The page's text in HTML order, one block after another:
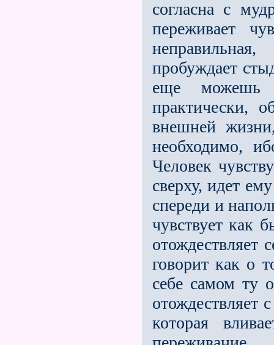
согласна с
переживает
пробуждает
еще можешь
практически,
внешней
необходимо,
Человек
сверху, идет
спереди и
чувствует как
отождествляет
говорит как о
себе самом ту
отождествляет
которая